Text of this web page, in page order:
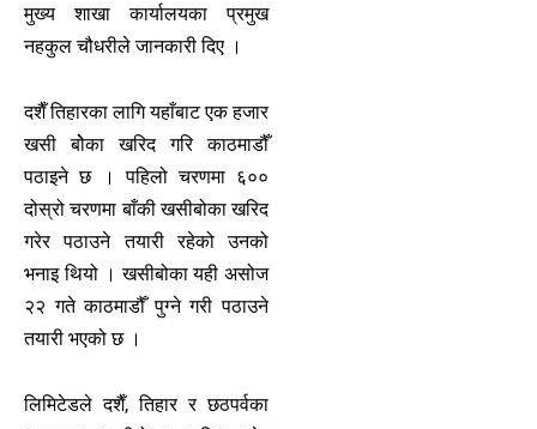
मुख्य शाखा कार्यालयका प्रमुख
नहकुल चौधरीले जानकारी दिए ।
दशैँ तिहारका लागि यहाँबाट एक हजार
खसी बोेका खरिद गरि काठमाडौँ
पठाइने छ । पहिलो चरणमा ६००
दोस्रो चरणमा बाँकी खसीबोका खरिद
गरेर पठाउने तयारी रहेको उनको
भनाइ थियो । खसीबोका यही असोज
२२ गते काठमाडौँ पुग्ने गरी पठाउने
तयारी भएको छ ।
लिमिटेडले दशैँ, तिहार र छठपर्वका